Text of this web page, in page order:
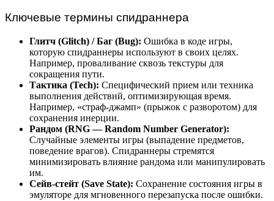
Ключевые термины спидраннера
Глитч (Glitch) / Баг (Bug): Ошибка в коде игры,
которую спидраннеры используют в своих целях.
Например, проваливание сквозь текстуры для
сокращения пути.
Тактика (Tech): Специфический прием или техника
выполнения действий, оптимизирующая время.
Например, «страф-джамп» (прыжок с разворотом) для
сохранения инерции.
Рандом (RNG — Random Number Generator):
Случайные элементы игры (выпадение предметов,
поведение врагов). Спидраннеры стремятся
минимизировать влияние рандома или манипулировать
им.
Сейв-стейт (Save State): Сохранение состояния игры в
эмуляторе для мгновенного перезапуска после ошибки.